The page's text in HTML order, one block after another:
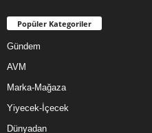
Popüler Kategoriler
Gündem
AVM
Marka-Mağaza
Yiyecek-İçecek
Dünyadan